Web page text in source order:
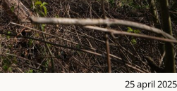
25 april 2025